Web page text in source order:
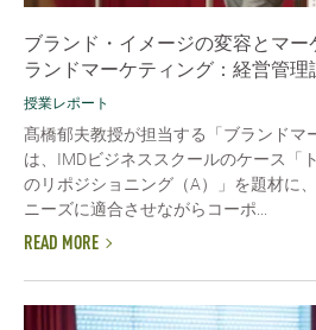
ブランド・イメージの変容とマ
ランドマーケティング：経営管理
授業レポート
髙橋郁夫教授が担当する「ブランドマ
は、IMDビジネススクールのケース「
のリポジショニング（A）」を題材に
ニーズに適合させながらコーポ...
READ MORE